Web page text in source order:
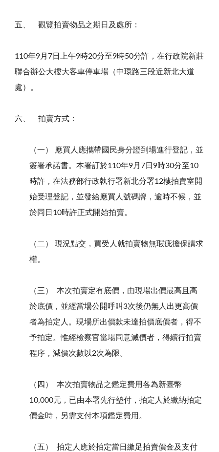
五、 觀覽拍賣物品之期日及處所：
110年9月7日上午9時20分至9時50分許，在行政院新莊
聯合辦公大樓大客車停車場（中環路三段近新北大道
處）。
六、 拍賣方式：
（一） 應買人應攜帶國民身分證到場進行登記，並
簽署承諾書。本署訂於110年9月7日9時30分至10
時許，在法務部行政執行署新北分署12樓拍賣室開
始受理登記，並發給應買人號碼牌，逾時不候，並
於同日10時許正式開始拍賣。
（二） 現況點交，買受人就拍賣物無瑕疵擔保請求
權。
（三） 本次拍賣定有底價，由現場出價最高且高
於底價，並經當場公開呼叫3次後仍無人出更高價
者為拍定人。現場所出價款未達拍價底價者，得不
予拍定。惟經檢察官當場同意減價者，得續行拍賣
程序，減價次數以2次為限。
（四） 本次拍賣物品之鑑定費用各為新臺幣
10,000元，已由本署先行墊付，拍定人於繳納拍定
價金時，另需支付本項鑑定費用。
（五） 拍定人應於拍定當日繳足拍賣價金及支付